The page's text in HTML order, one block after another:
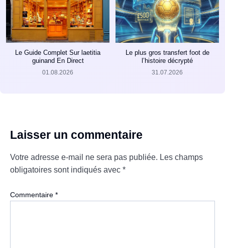
Le Guide Complet Sur laetitia
guinand En Direct
01.08.2026
Le plus gros transfert foot de
l’histoire décrypté
31.07.2026
Laisser un commentaire
Votre adresse e-mail ne sera pas publiée. Les champs
obligatoires sont indiqués avec *
Commentaire *